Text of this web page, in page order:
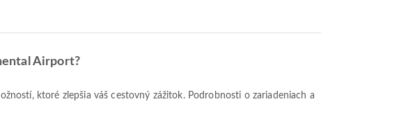
Airport?